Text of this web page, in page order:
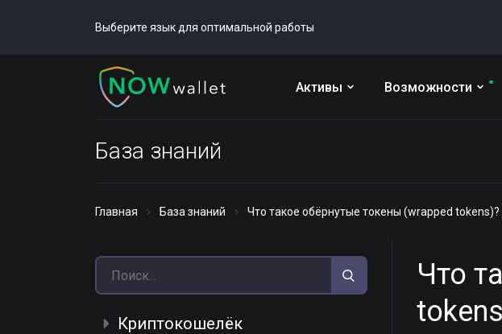
Выберите язык для оптимальной работы
Активы Возможности
База знаний
Главная База знаний Что такое обёрнутые токены (wrapped tokens)?
Что
Криптокошелёк